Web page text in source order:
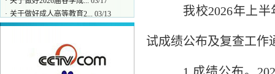
关于做好成人高等教育2...
03/13
· 关于高等学历继续教育... 03/09
我校2026年上半
试成绩公布及复查工作